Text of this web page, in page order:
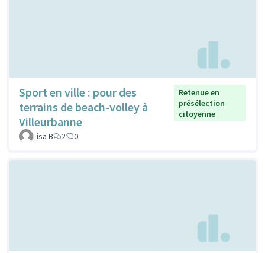
Sport en ville : pour des
terrains de beach-volley à
Villeurbanne
Retenue en
présélection
citoyenne
Lisa B 2 0